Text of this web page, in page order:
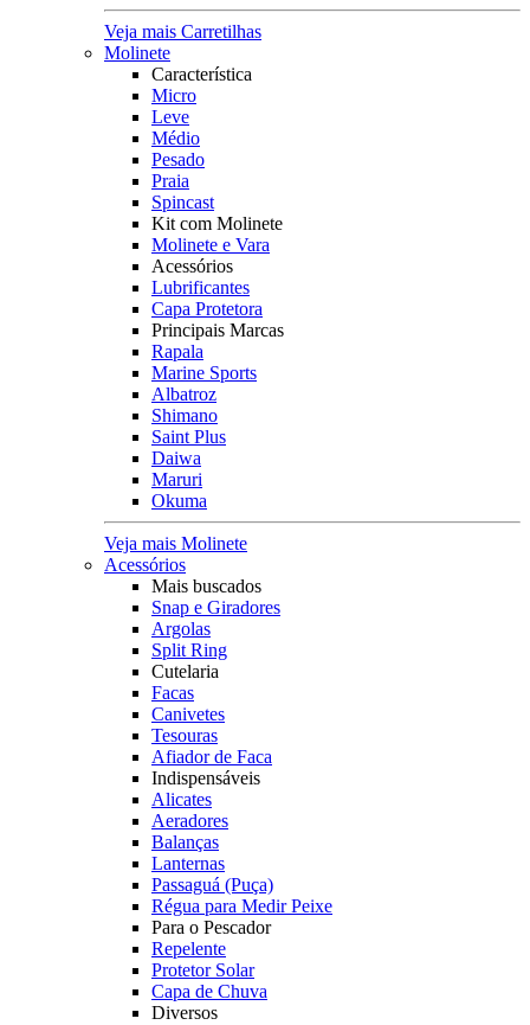
Veja mais Carretilhas
Molinete
Característica
Micro
Leve
Médio
Pesado
Praia
Spincast
Kit com Molinete
Molinete e Vara
Acessórios
Lubrificantes
Capa Protetora
Principais Marcas
Rapala
Marine Sports
Albatroz
Shimano
Saint Plus
Daiwa
Maruri
Okuma
Veja mais Molinete
Acessórios
Mais buscados
Snap e Giradores
Argolas
Split Ring
Cutelaria
Facas
Canivetes
Tesouras
Afiador de Faca
Indispensáveis
Alicates
Aeradores
Balanças
Lanternas
Passaguá (Puça)
Régua para Medir Peixe
Para o Pescador
Repelente
Protetor Solar
Capa de Chuva
Diversos